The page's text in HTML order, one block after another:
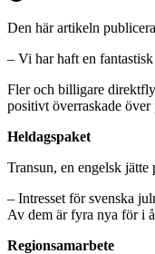
Den här artikeln
– Vi har haft en
Fler och billigare
positivt överraskade
Heldagspaket
Transun, en engelsk
– Intresset för svenska
Av dem är fyra nya för i
Regionsamarbete